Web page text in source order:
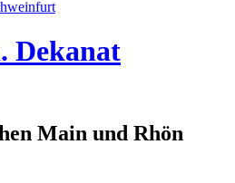
Dekanat
Main und Rhön